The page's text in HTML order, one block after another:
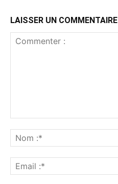
LAISSER UN COMMENTAIRE